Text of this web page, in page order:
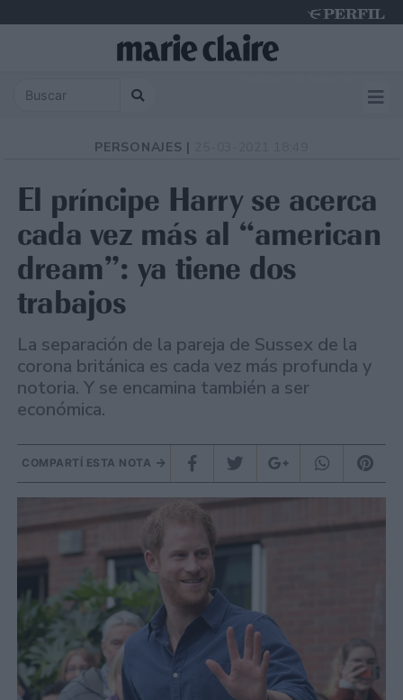
PERSONAJES |
El príncipe Harry se acerca
cada vez más al “american
dream”: ya tiene dos
trabajos
La separación de la pareja de Sussex de la
corona británica es cada vez más profunda y
notoria. Y se encamina también a ser
económica.
COMPARTÍ ESTA NOTA